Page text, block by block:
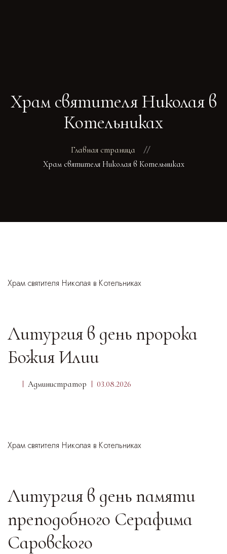
ТРЕБЫ
КОНТАКТЫ
Храм святителя Николая в
Котельниках
Главная страница
Храм святителя Николая в Котельниках
Храм святителя Николая в Котельниках
Литургия в день пророка
Божия Илии
Администратор 03.08.2026
Храм святителя Николая в Котельниках
Литургия в день памяти
преподобного Серафима
Саровского